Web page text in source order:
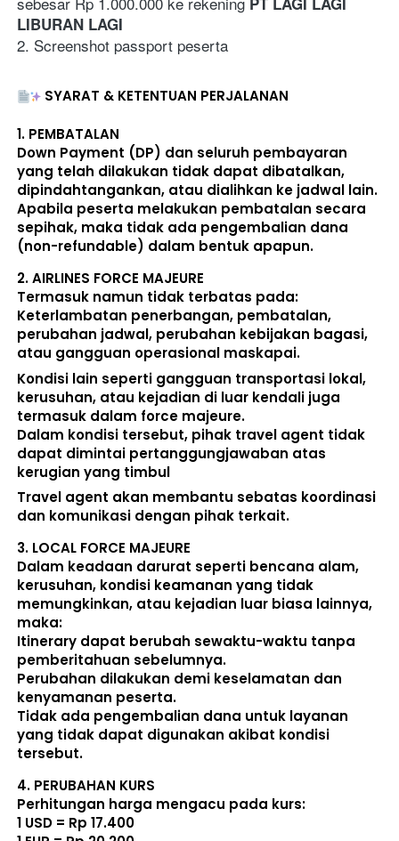
LIBURAN LAGI
2. Screenshot passport peserta
SYARAT & KETENTUAN PERJALANAN
1. PEMBATALAN
Down Payment (DP) dan seluruh pembayaran
yang telah dilakukan tidak dapat dibatalkan,
dipindahtangankan, atau dialihkan ke jadwal lain.
Apabila peserta melakukan pembatalan secara
sepihak, maka tidak ada pengembalian dana
(non-refundable) dalam bentuk apapun.
2. AIRLINES FORCE MAJEURE
Termasuk namun tidak terbatas pada:
Keterlambatan penerbangan, pembatalan,
perubahan jadwal, perubahan kebijakan bagasi,
atau gangguan operasional maskapai.
Kondisi lain seperti gangguan transportasi lokal,
kerusuhan, atau kejadian di luar kendali juga
termasuk dalam force majeure.
Dalam kondisi tersebut, pihak travel agent tidak
dapat dimintai pertanggungjawaban atas
kerugian yang timbul
Travel agent akan membantu sebatas koordinasi
dan komunikasi dengan pihak terkait.
3. LOCAL FORCE MAJEURE
Dalam keadaan darurat seperti bencana alam,
kerusuhan, kondisi keamanan yang tidak
memungkinkan, atau kejadian luar biasa lainnya,
maka:
Itinerary dapat berubah sewaktu-waktu tanpa
pemberitahuan sebelumnya.
Perubahan dilakukan demi keselamatan dan
kenyamanan peserta.
Tidak ada pengembalian dana untuk layanan
yang tidak dapat digunakan akibat kondisi
tersebut.
4. PERUBAHAN KURS
Perhitungan harga mengacu pada kurs:
1 USD = Rp 17.400